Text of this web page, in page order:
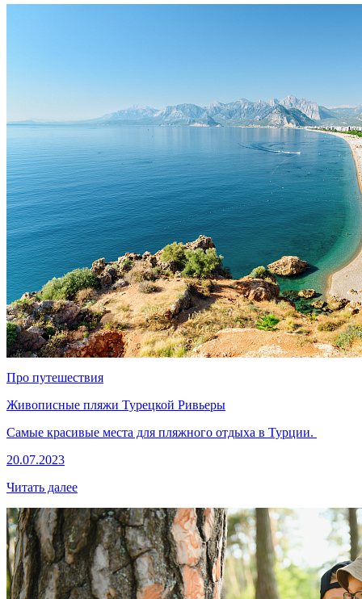
Про путешествия
Живописные пляжи Турецкой Ривьеры
Самые красивые места для пляжного отдыха в Турции.
20.07.2023
Читать далее